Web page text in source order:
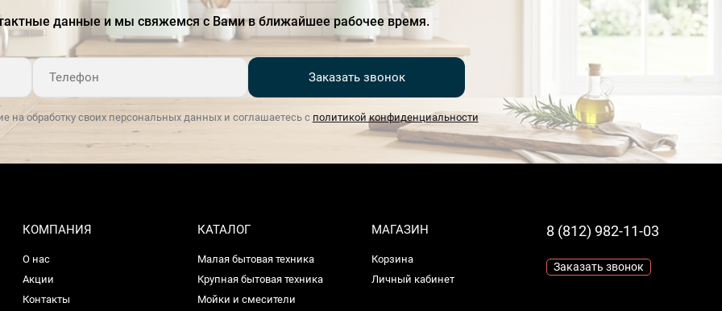
данные и мы свяжемся с Вами в ближайшее рабочее время.
Заказать звонок
на обработку своих персональных данных и соглашаетесь с политикой конфиденциальности
КОМПАНИЯ
О нас
Акции
Контакты
КАТАЛОГ
Малая бытовая техника
Крупная бытовая техника
Мойки и смесители
МАГАЗИН
Корзина
Личный кабинет
8 (812) 982-11-03
Заказать звонок